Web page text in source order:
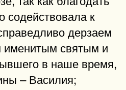
содействовала к
дерзаем
именитым святым и
в наше время,
– Василия;